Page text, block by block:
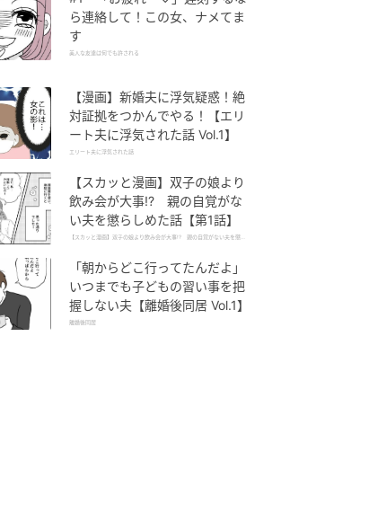
ら連絡して！この女、ナメてま
す
美人な友達は何でも許される
【漫画】新婚夫に浮気疑惑！絶
対証拠をつかんでやる！【エリ
ート夫に浮気された話 Vol.1】
エリート夫に浮気された話
【スカッと漫画】双子の娘より
飲み会が大事!? 親の自覚がな
い夫を懲らしめた話【第1話】
【スカッと漫画】双子の娘より飲み会が大事!? 親の自覚がない夫を懲ら
「朝からどこ行ってたんだよ」
いつまでも子どもの習い事を把
握しない夫【離婚後同居 Vol.1】
離婚後同居